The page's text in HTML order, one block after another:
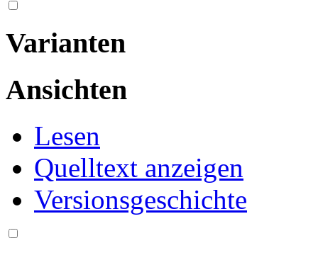
Varianten
Ansichten
Lesen
Quelltext anzeigen
Versionsgeschichte